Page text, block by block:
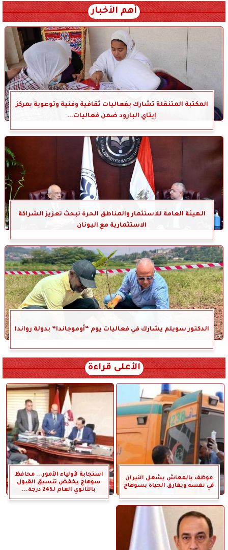
أهم الأخبار
المكتبة المتنقلة تشارك بفعاليات ثقافية وفنية وتوعوية بمركز
إيتاي البارود ضمن فعاليات...
الهيئة العامة للاستثمار والمناطق الحرة تبحث تعزيز الشراكة
الاستثمارية مع اليونان
الدكتور سويلم يشارك في فعاليات يوم “أوموجاندا” بدولة رواندا
الأعلى قراءة
موظف بالمعاش يشعل النيران
في نفسه ويفارق الحياة بسوهاج
استجابة لأولياء الأمور... محافظ
سوهاج يخفض تنسيق القبول
بالثانوي العام لـ245 درجة...